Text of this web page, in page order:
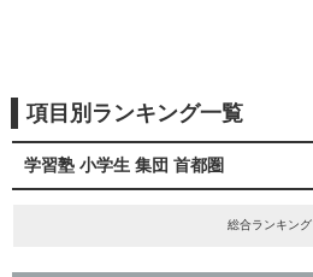
項目別ランキング一覧
学習塾 小学生 集団 首都圏
総合ランキング